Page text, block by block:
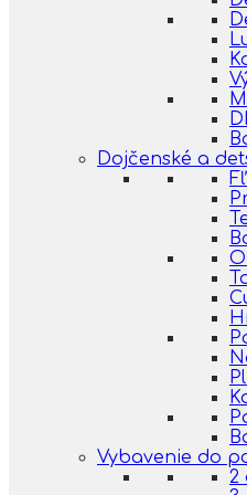
Dojčenské a
Vybavenie do
2